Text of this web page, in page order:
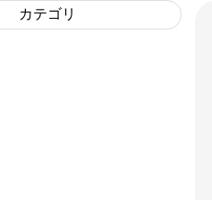
カテゴリ